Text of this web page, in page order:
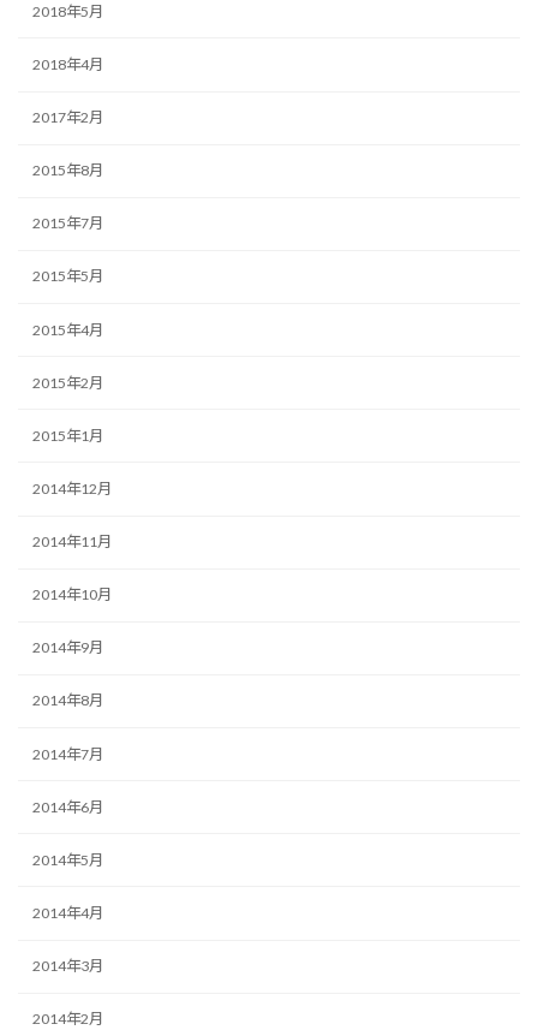
2018年5月
2018年4月
2017年2月
2015年8月
2015年7月
2015年5月
2015年4月
2015年2月
2015年1月
2014年12月
2014年11月
2014年10月
2014年9月
2014年8月
2014年7月
2014年6月
2014年5月
2014年4月
2014年3月
2014年2月